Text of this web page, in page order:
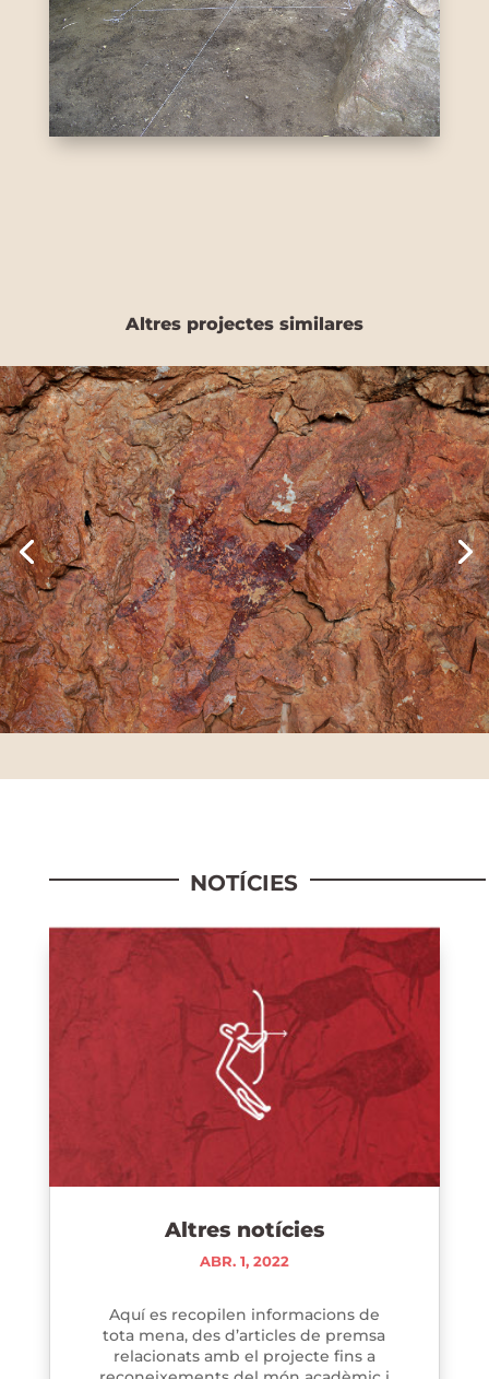
Altres projectes similares
NOTÍCIES
Altres notícies
ABR. 1, 2022
Aquí es recopilen informacions de
tota mena, des d’articles de premsa
relacionats amb el projecte fins a